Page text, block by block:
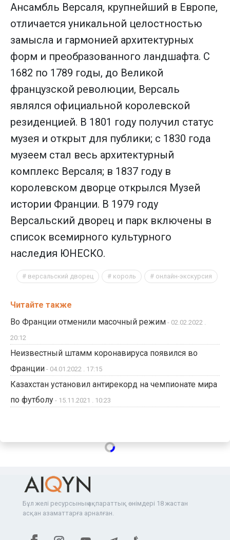
Ансамбль Версаля, крупнейший в Европе,
отличается уникальной целостностью
замысла и гармонией архитектурных
форм и преобразованного ландшафта. С
1682 по 1789 годы, до Великой
французской революции, Версаль
являлся официальной королевской
резиденцией. В 1801 году получил статус
музея и открыт для публики; с 1830 года
музеем стал весь архитектурный
комплекс Версаля; в 1837 году в
королевском дворце открылся Музей
истории Франции. В 1979 году
Версальский дворец и парк включены в
список всемирного культурного
наследия ЮНЕСКО.
версальский дворец король онлайн-экскурсия
Читайте также
Во Франции отменили масочный режим - 02.02.2022 .
20:12
Неизвестный штамм коронавируса появился во
Франции - 04.01.2022 . 17:15
Казахстан установил антирекорд на чемпионате мира
по футболу - 15.11.2021 . 10:23
Бұл желі ресурсының ақпараттық өнімдері 18 жастан
асқан азаматтарға арналған.